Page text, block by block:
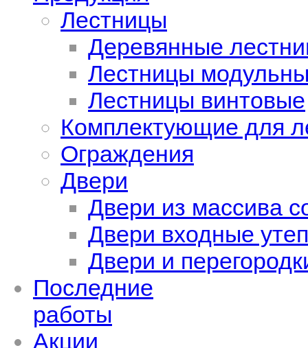
Лестницы
Деревянные
Лестницы
Лестницы винтовые
Комплектующие для
Ограждения
Двери
Двери из массива
Двери входные
Двери и
Последние
работы
Акции